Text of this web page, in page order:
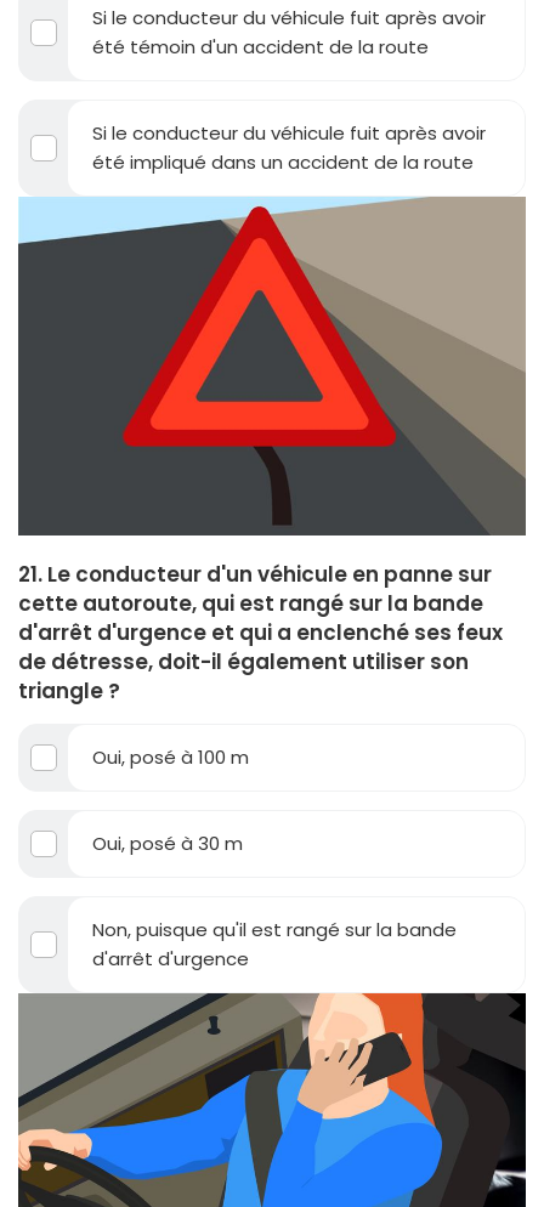
Si le conducteur du véhicule fuit après avoir
été témoin d'un accident de la route
Si le conducteur du véhicule fuit après avoir
été impliqué dans un accident de la route
21. Le conducteur d'un véhicule en panne sur
cette autoroute, qui est rangé sur la bande
d'arrêt d'urgence et qui a enclenché ses feux
de détresse, doit-il également utiliser son
triangle ?
Oui, posé à 100 m
Oui, posé à 30 m
Non, puisque qu'il est rangé sur la bande
d'arrêt d'urgence